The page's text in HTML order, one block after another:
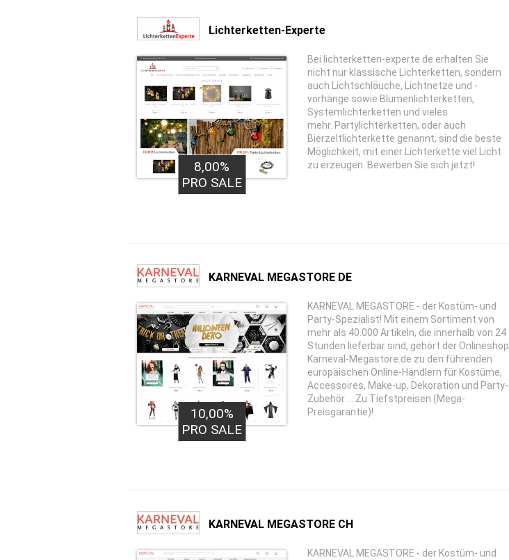
Lichterketten-Experte
8,00%
PRO SALE
Bei lichterketten-experte.de erhalten Sie
nicht nur klassische Lichterketten, sondern
auch Lichtschläuche, Lichtnetze und -
vorhänge sowie Blumenlichterketten,
Systemlichterketten und vieles
mehr. Partylichterketten, oder auch
Bierzeltlichterkette genannt, sind die beste
Möglichkeit, mit einer Lichterkette viel Licht
zu erzeugen. Bewerben Sie sich jetzt!
KARNEVAL MEGASTORE DE
10,00%
PRO SALE
KARNEVAL MEGASTORE - der Kostüm- und
Party-Spezialist! Mit einem Sortiment von
mehr als 40.000 Artikeln, die innerhalb von 24
Stunden lieferbar sind, gehört der Onlineshop
Karneval-Megastore.de zu den führenden
europäischen Online-Händlern für Kostüme,
Accessoires, Make-up, Dekoration und Party-
Zubehör … Zu Tiefstpreisen (Mega-
Preisgarantie)!
KARNEVAL MEGASTORE CH
KARNEVAL MEGASTORE - der Kostüm- und